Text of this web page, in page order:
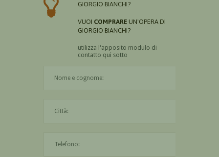
GIORGIO BIANCHI?
VUOI COMPRARE UN'OPERA DI
GIORGIO BIANCHI?
utilizza l'apposito modulo di
contatto qui sotto